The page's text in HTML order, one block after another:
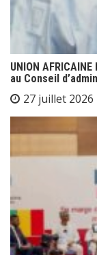
UNION
au Conseil
27 juillet 2026